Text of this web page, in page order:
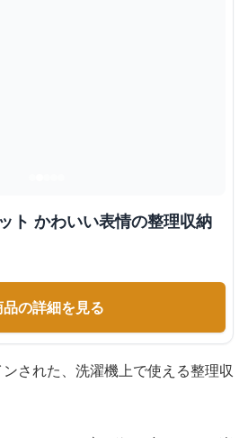
ト かわいい表情の整理収納
品の詳細を見る
された、洗濯機上で使える整理収